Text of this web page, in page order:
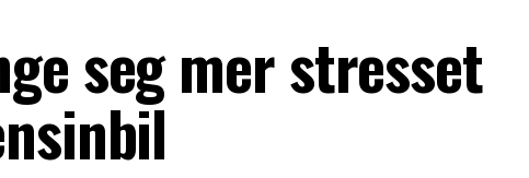
seg mer stresset